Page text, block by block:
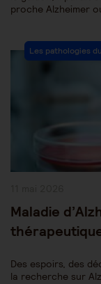
proche Alzheimer
Post
Category:
Les pathologies
Maladie
Des espoirs, des
la recherche sur